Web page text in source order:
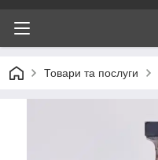
Товари та послуги